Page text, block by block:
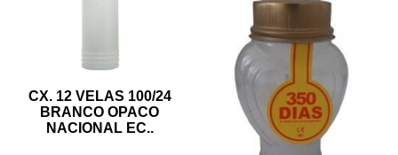
CX. 12 VELAS 100/24
BRANCO OPACO
NACIONAL EC..